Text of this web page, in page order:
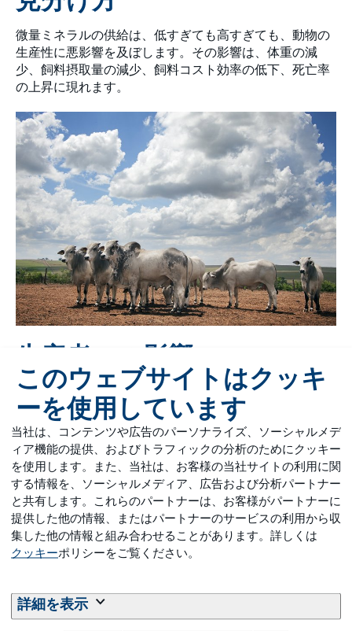
このウェブサイトはクッキ
ーを使用しています
当社は、コンテンツや広告のパーソナライズ、ソーシャルメデ
ィア機能の提供、およびトラフィックの分析のためにクッキー
を使用します。また、当社は、お客様の当社サイトの利用に関
する情報を、ソーシャルメディア、広告および分析パートナー
と共有します。これらのパートナーは、お客様がパートナーに
提供した他の情報、またはパートナーのサービスの利用から収
集した他の情報と組み合わせることがあります。詳しくは
クッキーポリシーをご覧ください。
詳細を表示
微量ミネラルの供給は、低すぎても高すぎても、動物の
生産性に悪影響を及ぼします。その影響は、体重の減
少、飼料摂取量の減少、飼料コスト効率の低下、死亡率
の上昇に現れます。
生産者への影響
私たちは、肥育場経営者、牛の給餌担当者、栄養士が協
力し、一貫してコスト効率よく牛の段階的なニーズを満
たすことができる、生物学的利用能の高い微量ミネラル
源を提供することを奨励しています。最適なレベルの微
量ミネラルを継続的に供給することは、肥育牛の最高の
育成成績、健康、幸福を維持するために不可欠です。
ミネラルの最適化における
製品